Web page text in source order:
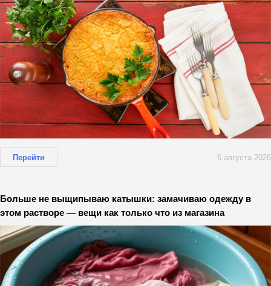
Перейти 6 августа 2026
Больше не выщипываю катышки: замачиваю одежду в
этом растворе — вещи как только что из магазина